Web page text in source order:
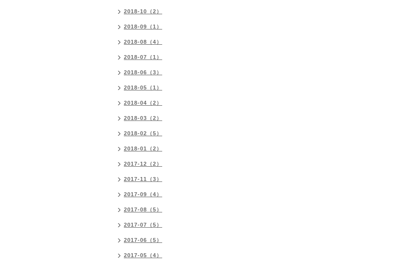
2018-10（2）
2018-09（1）
2018-08（4）
2018-07（1）
2018-06（3）
2018-05（1）
2018-04（2）
2018-03（2）
2018-02（5）
2018-01（2）
2017-12（2）
2017-11（3）
2017-09（4）
2017-08（5）
2017-07（5）
2017-06（5）
2017-05（4）